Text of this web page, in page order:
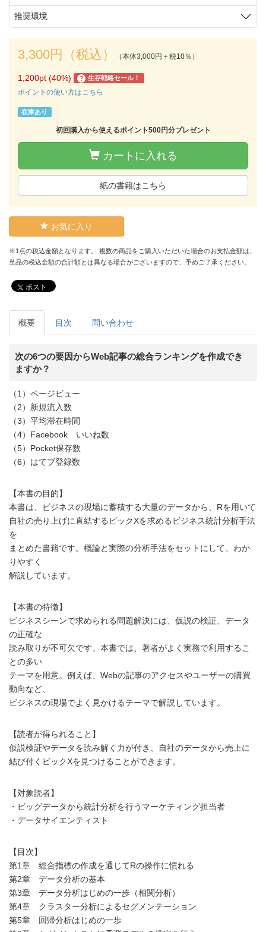
推奨環境
3,300円（税込） （本体3,000円＋税10％）
1,200pt (40%) ? 生存戦略セール！
ポイントの使い方はこちら
在庫あり
初回購入から使えるポイント500円分プレゼント
カートに入れる
紙の書籍はこちら
お気に入り
※1点の税込金額となります。 複数の商品をご購入いただいた場合のお支払金額は、
単品の税込金額の合計額とは異なる場合がございますので、予めご了承ください。
ポスト
概要 目次 問い合わせ
次の6つの要因からWeb記事の総合ランキングを作成でき
ますか？
（1）ページビュー
（2）新規流入数
（3）平均滞在時間
（4）Facebook いいね数
（5）Pocket保存数
（6）はてブ登録数
【本書の目的】
本書は、ビジネスの現場に蓄積する大量のデータから、Rを用いて
自社の売り上げに直結するビックXを求めるビジネス統計分析手法
を
まとめた書籍です。概論と実際の分析手法をセットにして、わか
りやすく
解説しています。
【本書の特徴】
ビジネスシーンで求められる問題解決には、仮説の検証、データ
の正確な
読み取りが不可欠です。本書では、著者がよく実務で利用するこ
との多い
テーマを用意。例えば、Webの記事のアクセスやユーザーの購買
動向など、
ビジネスの現場でよく見かけるテーマで解説しています。
【読者が得られること】
仮説検証やデータを読み解く力が付き、自社のデータから売上に
結び付くビックXを見つけることができます。
【対象読者】
・ビッグデータから統計分析を行うマーケティング担当者
・データサイエンティスト
【目次】
第1章 総合指標の作成を通じてRの操作に慣れる
第2章 データ分析の基本
第3章 データ分析はじめの一歩（相関分析）
第4章 クラスター分析によるセグメンテーション
第5章 回帰分析はじめの一歩